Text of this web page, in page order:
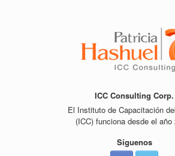
ICC Consulting Corp.
El Instituto de Capacitación
(ICC) funciona desde el año
Síguenos